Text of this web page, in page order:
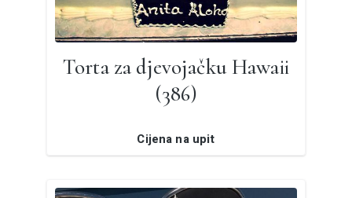
Torta za djevojačku Hawaii
(386)
Cijena na upit